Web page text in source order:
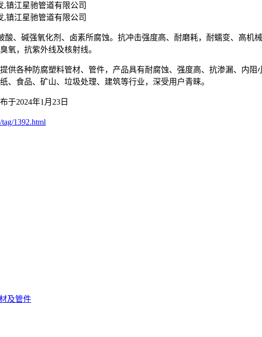
酸、碱强氧化剂、卤素所腐蚀。抗冲击强度高、耐磨耗，耐蠕变、高
氧，抗紫外线及核射线。
供各种防腐塑料管材、管件，产品具有耐腐蚀、强度高、抗渗漏、内
、食品、矿山、垃圾处理、建筑等行业，深受用户青睐。
于2024年1月23日
1392.html
及管件